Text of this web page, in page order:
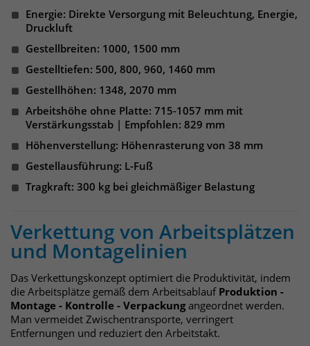
Energie: Direkte Versorgung mit Beleuchtung, Energie,
Druckluft
Gestellbreiten: 1000, 1500 mm
Gestelltiefen: 500, 800, 960, 1460 mm
Gestellhöhen: 1348, 2070 mm
Arbeitshöhe ohne Platte: 715-1057 mm mit
Verstärkungsstab | Empfohlen: 829 mm
Höhenverstellung: Höhenrasterung von 38 mm
Gestellausführung: L-Fuß
Tragkraft: 300 kg bei gleichmäßiger Belastung
Verkettung von Arbeitsplätzen
und Montagelinien
Das Verkettungskonzept optimiert die Produktivität, indem
die Arbeitsplätze gemäß dem Arbeitsablauf Produktion -
Montage - Kontrolle - Verpackungangeordnet werden.
Man vermeidet Zwischentransporte, verringert
Entfernungen und reduziert den Arbeitstakt.
auf unserem Server gespeichert und
unzugänglich.
Name _pk_ref
Anbieter Matomo
6 Monate
Zweck
Das Cookie wird von Matomo
Kampagnendaten zu berechnen und
die Nutzung der Website für den
Analysebericht der Website zu
verfolgen. Die Cookies speichern
Informationen anonym und weisen
eine randoly generierte Nummer zu,
um eindeutige Besucher zu
identifizieren. Die Daten werde lokal